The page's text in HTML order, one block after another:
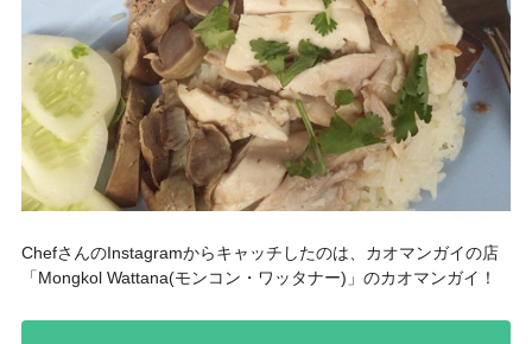
ChefさんのInstagramからキャッチしたのは、カオマンガイの店
「Mongkol Wattana(モンコン・ワッタナー) 」のカオマンガイ！